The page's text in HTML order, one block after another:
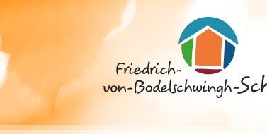
Springe
Inhalt